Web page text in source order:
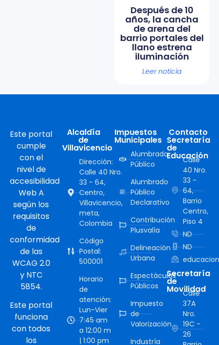
Después de 10
años, la cancha
de arena del
barrio portales del
llano estrena
iluminación
Leer noticia
Este portal
cumple
con el
nivel de
accesibilidad
Web A
según los
requisitos
de
conformidad
de las
WCAG 2.0
y NTC
5854.
Este portal
funciona
con todos
los
Alcaldía
de
Villavicencio
Dirección:
Calle 40 Nro.
33 - 64,
Centro,
Villavicencio,
meta,
Colombia
Código
Postal:
500001
Horario
de
atención:
Lun-Vier
7:45 am
a 12:00 m
| 1:00 pm
Impuestos
Municipales
Alumbrado
Público
Alumbrado
Público
Declarativo
Contribución
Plusvalía
Delineación
Urbana
Espectáculos
Públicos
Impuesto
de
Valorización
Industría
Contacto
Secretaría
de
Educación
Calle
40 Nro.
33 -
64,
Barrio
Centro,
Piso 4
ND
ND
Secretaría
de
Movilidad
Calle
37A
Nro.
19C -
26